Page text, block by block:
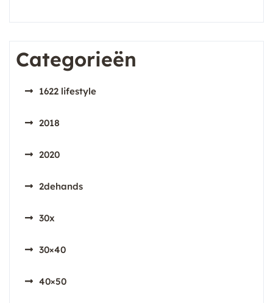
Categorieën
1622 lifestyle
2018
2020
2dehands
30x
30×40
40×50